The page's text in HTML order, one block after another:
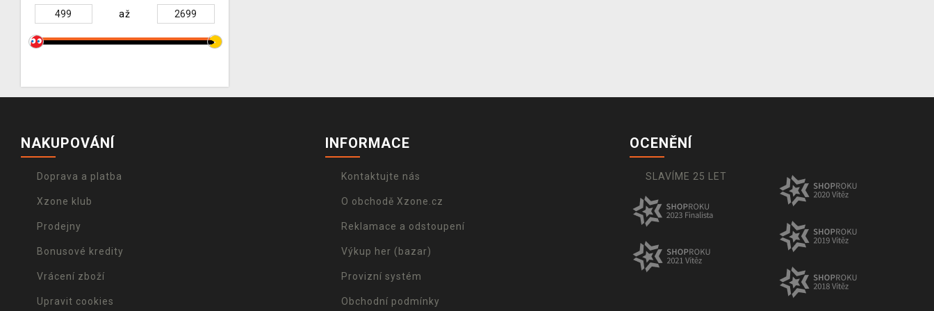
až
NAKUPOVÁNÍ
Doprava a platba
Xzone klub
Prodejny
Bonusové kredity
Vrácení zboží
Upravit cookies
INFORMACE
Kontaktujte nás
O obchodě Xzone.cz
Reklamace a odstoupení
Výkup her (bazar)
Provizní systém
Obchodní podmínky
OCENĚNÍ
SLAVÍME 25 LET